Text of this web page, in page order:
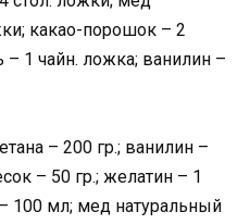
какао-порошок – 2
– 1 чайн. ложка; ванилин –
– 200 гр.; ванилин –
– 50 гр.; желатин – 1
100 мл; мед натуральный